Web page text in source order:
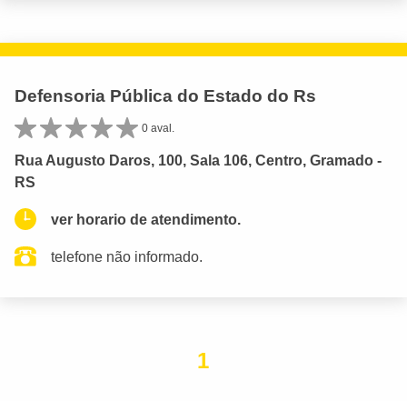
Defensoria Pública do Estado do Rs
0 aval.
Rua Augusto Daros, 100, Sala 106, Centro, Gramado -
RS
ver horario de atendimento.
telefone não informado.
1